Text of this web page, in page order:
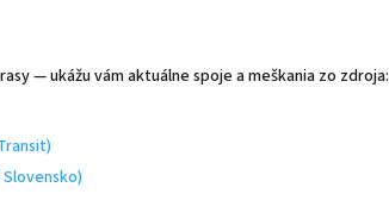
— ukážu vám aktuálne spoje a meškania zo zdroja: